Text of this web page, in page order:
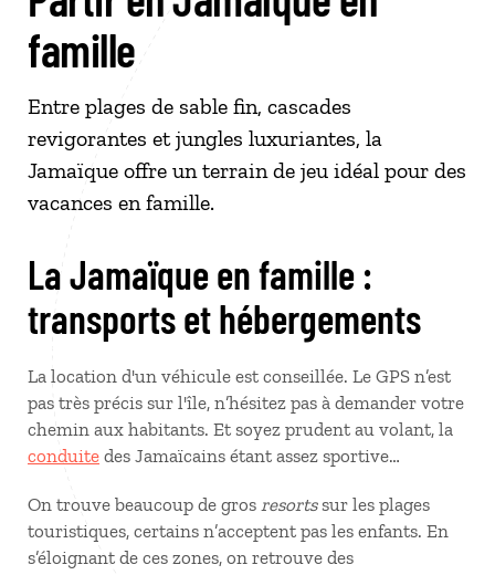
famille
Entre plages de sable fin, cascades
revigorantes et jungles luxuriantes, la
Jamaïque offre un terrain de jeu idéal pour des
vacances en famille.
La Jamaïque en famille :
transports et hébergements
La location d'un véhicule est conseillée. Le GPS n’est
pas très précis sur l'île, n’hésitez pas à demander votre
chemin aux habitants. Et soyez prudent au volant, la
conduite des Jamaïcains étant assez sportive…
On trouve beaucoup de gros resortssur les plages
touristiques, certains n’acceptent pas les enfants. En
s’éloignant de ces zones, on retrouve des